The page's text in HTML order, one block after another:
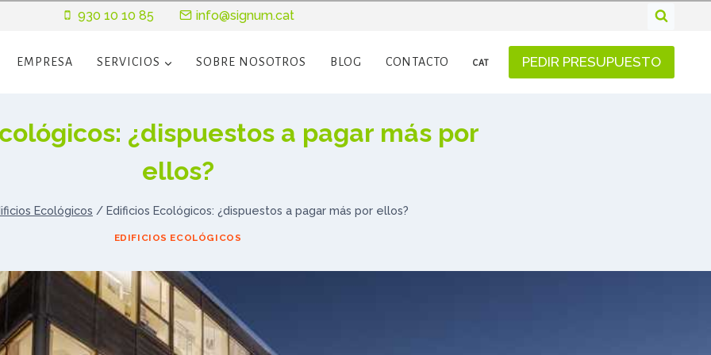
930 10 10 85 info@signum.cat
EMPRESA SERVICIOS SOBRE NOSOTROS BLOG CONTACTO CAT PEDIR PRESUPUESTO
¿dispuestos a pagar más por
ellos?
Ecológicos / Edificios Ecológicos: ¿dispuestos a pagar más por ellos?
EDIFICIOS ECOLÓGICOS